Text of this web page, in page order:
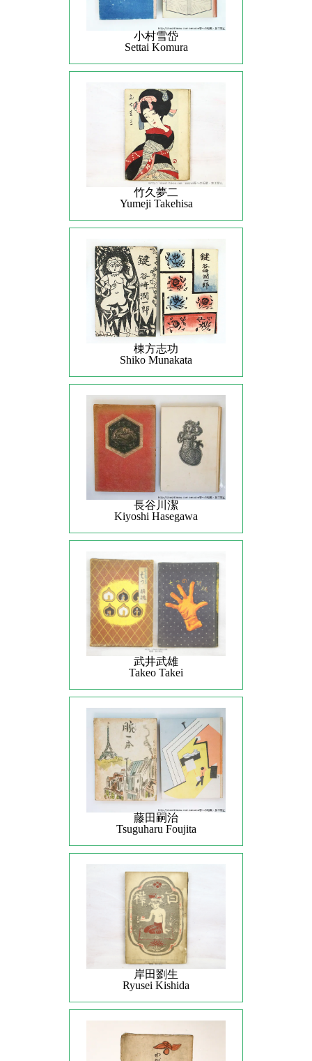
小村雪岱
Settai Komura
竹久夢二
Yumeji Takehisa
棟方志功
Shiko Munakata
長谷川潔
Kiyoshi Hasegawa
武井武雄
Takeo Takei
藤田嗣治
Tsuguharu Foujita
岸田劉生
Ryusei Kishida